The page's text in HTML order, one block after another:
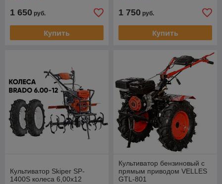
1 650 руб.
Купить
1 750 руб.
Купить
Культиватор Skiper SP-
1400S колеса 6,00х12
Культиватор бензиновый с
прямым приводом VELLES
GTL-801